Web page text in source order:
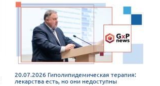
20.07.2026 Гиполипидемическая терапия:
лекарства есть, но они недоступны